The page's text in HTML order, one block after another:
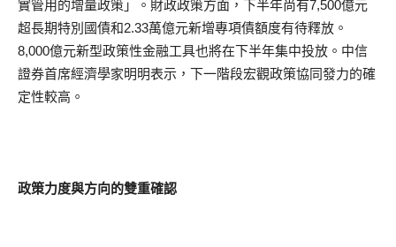
實管用的增量政策」。財政政策方面，下半年尚有7,500億元
超長期特別國債和2.33萬億元新增專項債額度有待釋放。
8,000億元新型政策性金融工具也將在下半年集中投放。中信
證券首席經濟學家明明表示，下一階段宏觀政策協同發力的確
定性較高。
政策力度與方向的雙重確認